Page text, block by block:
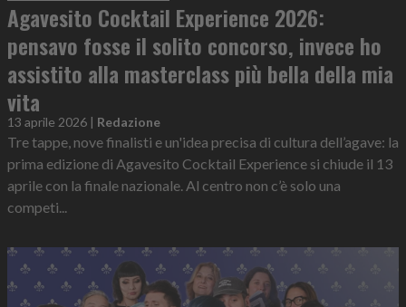
Agavesito Cocktail Experience 2026:
pensavo fosse il solito concorso, invece ho
assistito alla masterclass più bella della mia
vita
13 aprile 2026 | Redazione
Tre tappe, nove finalisti e un'idea precisa di cultura dell’agave: la
prima edizione di Agavesito Cocktail Experience si chiude il 13
aprile con la finale nazionale. Al centro non c’è solo una
competi...